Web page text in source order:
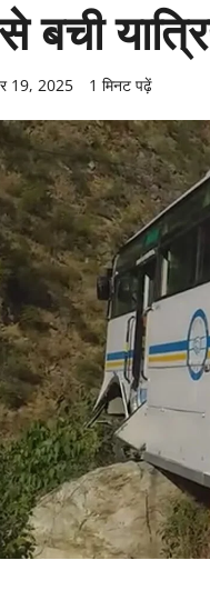
बची
19, 2025 1 मिनट पढ़ें